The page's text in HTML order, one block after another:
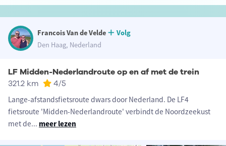
Francois Van de Velde
Volg
Den Haag, Nederland
LF Midden-Nederlandroute op en af met de trein
321.2 km 4/5
Lange-afstandsfietsroute dwars door Nederland. De LF4
fietsroute 'Midden-Nederlandroute' verbindt de Noordzeekust
met de... meer lezen